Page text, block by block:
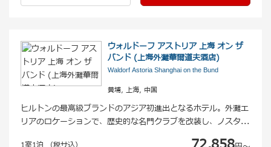
ウォルドーフ アストリア 上海 オン ザ
バンド (上海外灘華爾道夫酒店)
Waldorf Astoria Shanghai on the Bund
黄埔, 上海, 中国
ヒルトンの最高級ブランドのアジア初進出となるホテル。外灘エ
リアのロケーションで、歴史的な名門クラブを改装し、ノスタ...